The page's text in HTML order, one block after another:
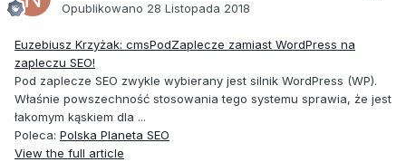
Opublikowano 28 Listopada 2018
Euzebiusz Krzyżak: cmsPodZaplecze zamiast WordPress na
zapleczu SEO!
Pod zaplecze SEO zwykle wybierany jest silnik WordPress (WP).
Właśnie powszechność stosowania tego systemu sprawia, że jest
łakomym kąskiem dla ...
Poleca: Polska Planeta SEO
View the full article